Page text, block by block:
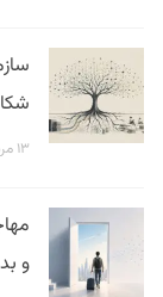
۱۳ مرداد ۱۴۰۵
و